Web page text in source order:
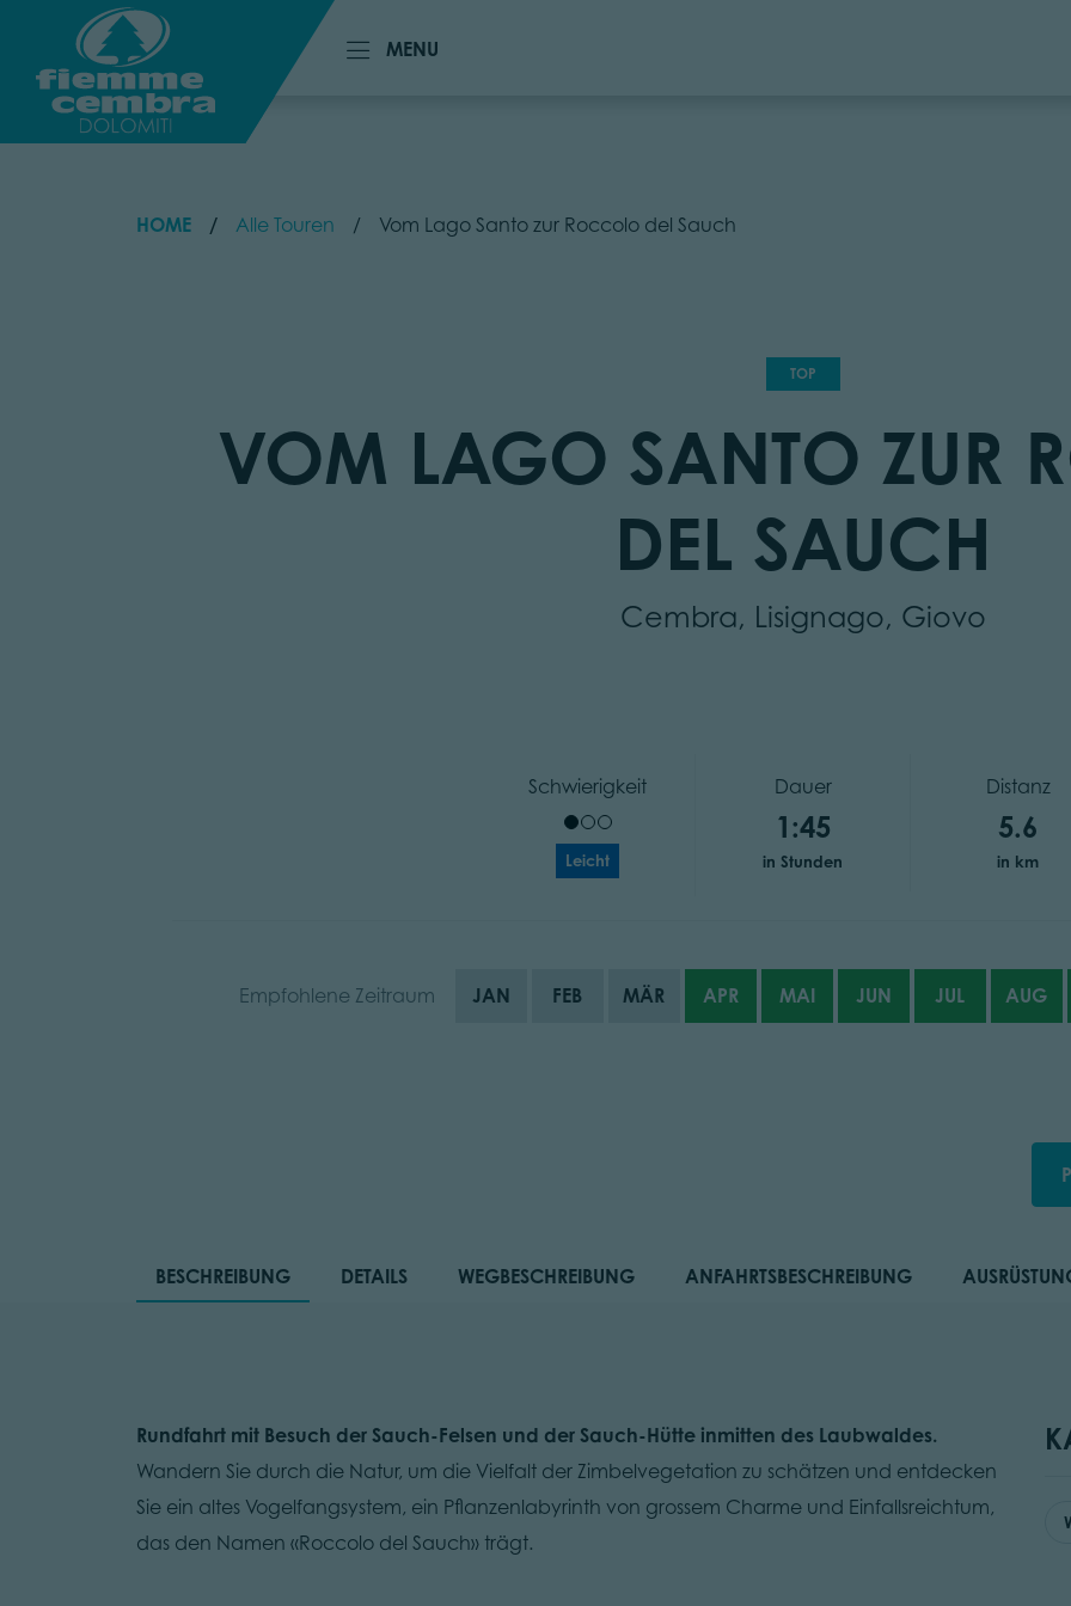
MENU
MENU
HOME Alle Touren Vom Lago Santo zur Roccolo del Sauch
TOP
VOM LAGO SANTO ZUR
DEL SAUCH
Cembra, Lisignago, Giovo
Schwierigkeit
Leicht
Dauer
1:45
in Stunden
Distanz
5.6
in km
Empfohlene Zeitraum JAN FEB MÄR APR MAI JUN JUL AUG
BESCHREIBUNG DETAILS WEGBESCHREIBUNG ANFAHRTSBESCHREIBUNG
Rundfahrt mit Besuch der Sauch-Felsen und der Sauch-Hütte inmitten des Laubwaldes.
Wandern Sie durch die Natur, um die Vielfalt der Zimbelvegetation zu schätzen und entdecken
Sie ein altes Vogelfangsystem, ein Pflanzenlabyrinth von grossem Charme und Einfallsreichtum,
das den Namen «Roccolo del Sauch» trägt.